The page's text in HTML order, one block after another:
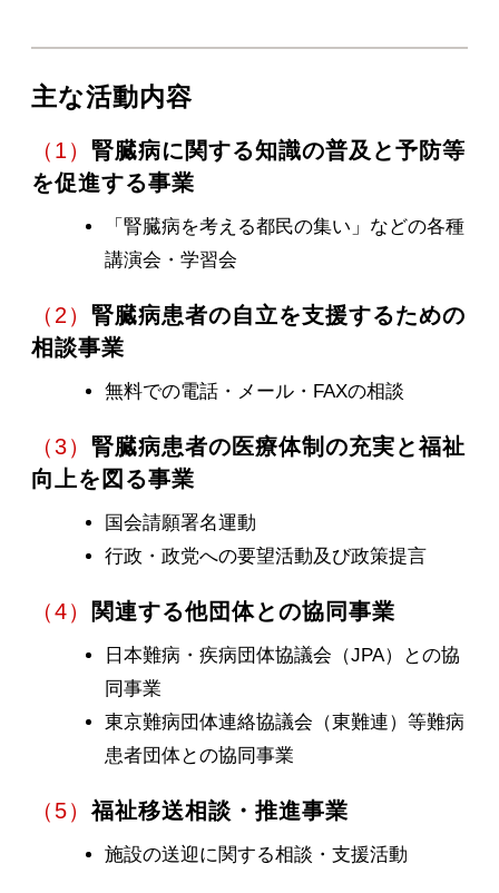
主な活動内容
（1）腎臓病に関する知識の普及と予防等
を促進する事業
「腎臓病を考える都民の集い」などの各種
講演会・学習会
（2）腎臓病患者の自立を支援するための
相談事業
無料での電話・メール・FAXの相談
（3）腎臓病患者の医療体制の充実と福祉
向上を図る事業
国会請願署名運動
行政・政党への要望活動及び政策提言
（4） 関連する他団体との協同事業
日本難病・疾病団体協議会（JPA）との協
同事業
東京難病団体連絡協議会（東難連）等難病
患者団体との協同事業
（5）福祉移送相談・推進事業
施設の送迎に関する相談・支援活動